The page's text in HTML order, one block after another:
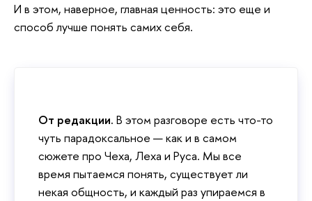
И в этом, наверное, главная ценность: это еще и
способ лучше понять самих себя.
От редакции. В этом разговоре есть что-то
чуть парадоксальное — как и в самом
сюжете про Чеха, Леха и Руса. Мы все
время пытаемся понять, существует ли
некая общность, и каждый раз упираемся в